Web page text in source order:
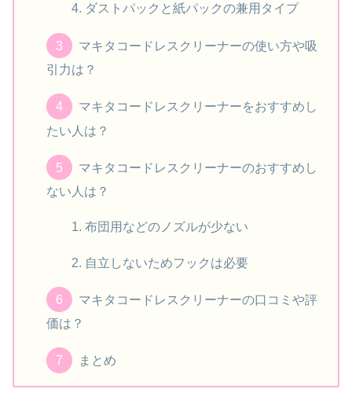
ダストパックと紙パックの兼用タイプ
マキタコードレスクリーナーの使い方や吸
引力は？
マキタコードレスクリーナーをおすすめし
たい人は？
マキタコードレスクリーナーのおすすめし
ない人は？
布団用などのノズルが少ない
自立しないためフックは必要
マキタコードレスクリーナーの口コミや評
価は？
まとめ